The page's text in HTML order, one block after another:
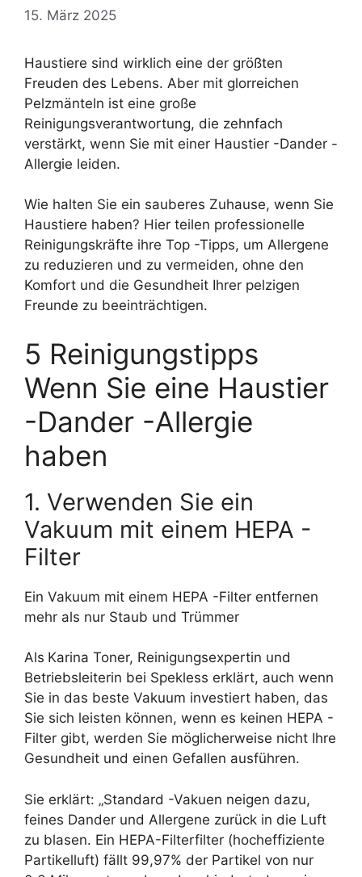
15. März 2025
Haustiere sind wirklich eine der größten
Freuden des Lebens. Aber mit glorreichen
Pelzmänteln ist eine große
Reinigungsverantwortung, die zehnfach
verstärkt, wenn Sie mit einer Haustier -Dander -
Allergie leiden.
Wie halten Sie ein sauberes Zuhause, wenn Sie
Haustiere haben? Hier teilen professionelle
Reinigungskräfte ihre Top -Tipps, um Allergene
zu reduzieren und zu vermeiden, ohne den
Komfort und die Gesundheit Ihrer pelzigen
Freunde zu beeinträchtigen.
5 Reinigungstipps
Wenn Sie eine Haustier
-Dander -Allergie
haben
1. Verwenden Sie ein
Vakuum mit einem HEPA -
Filter
Ein Vakuum mit einem HEPA -Filter entfernen
mehr als nur Staub und Trümmer
Als Karina Toner, Reinigungsexpertin und
Betriebsleiterin bei Spekless erklärt, auch wenn
Sie in das beste Vakuum investiert haben, das
Sie sich leisten können, wenn es keinen HEPA -
Filter gibt, werden Sie möglicherweise nicht Ihre
Gesundheit und einen Gefallen ausführen.
Sie erklärt: „Standard -Vakuen neigen dazu,
feines Dander und Allergene zurück in die Luft
zu blasen. Ein HEPA-Filterfilter (hocheffiziente
Partikelluft) fällt 99,97% der Partikel von nur